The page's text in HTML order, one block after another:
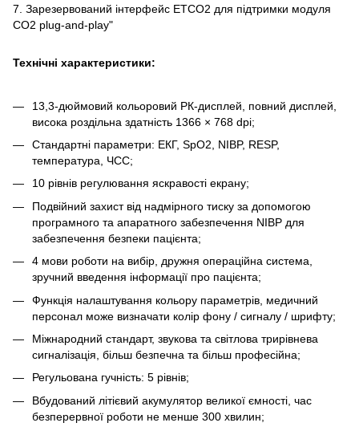
7. Зарезервований інтерфейс ETCO2 для підтримки модуля
CO2 plug-and-play"
Технічні характеристики:
13,3-дюймовий кольоровий РК-дисплей, повний дисплей,
висока роздільна здатність 1366 × 768 dpi;
Стандартні параметри: ЕКГ, SpO2, NIBP, RESP,
температура, ЧСС;
10 рівнів регулювання яскравості екрану;
Подвійний захист від надмірного тиску за допомогою
програмного та апаратного забезпечення NIBP для
забезпечення безпеки пацієнта;
4 мови роботи на вибір, дружня операційна система,
зручний введення інформації про пацієнта;
Функція налаштування кольору параметрів, медичний
персонал може визначати колір фону / сигналу / шрифту;
Міжнародний стандарт, звукова та світлова трирівнева
сигналізація, більш безпечна та більш професійна;
Регульована гучність: 5 рівнів;
Вбудований літієвий акумулятор великої ємності, час
безперервної роботи не менше 300 хвилин;